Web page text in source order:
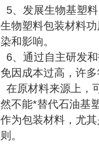
5、发展生物基塑
生物塑料包装材料
染和影响。
6、通过自主研发
免因成本过高，许
在原材料来源上，
然不能*替代石油基
作为包装材料，尤
则。